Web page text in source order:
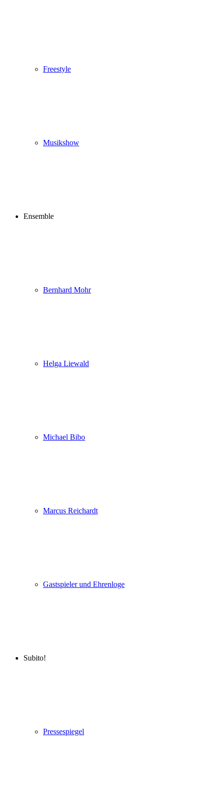
Freestyle
Musikshow
Ensemble
Bernhard Mohr
Helga Liewald
Michael Bibo
Marcus Reichardt
Gastspieler und Ehrenloge
Subito!
Pressespiegel